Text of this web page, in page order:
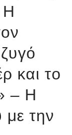
Η
και το
– Η
με την